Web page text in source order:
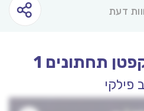
דעת
תחתונים 1
פילקי